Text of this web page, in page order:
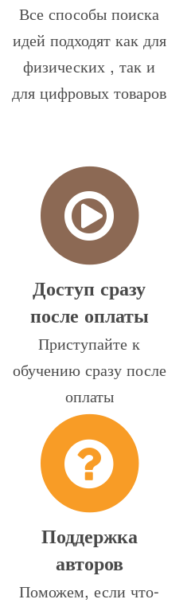
Все способы поиска
идей подходят как для
физических , так и
для цифровых товаров
Доступ сразу
после оплаты
Приступайте к
обучению сразу после
оплаты
Поддержка
авторов
Поможем, если что-